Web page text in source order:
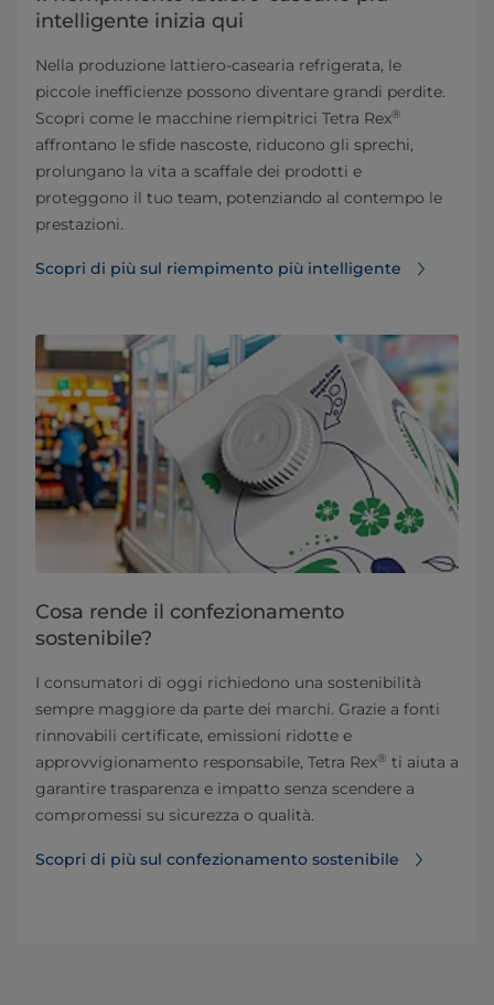
intelligente inizia qui
Nella produzione lattiero-casearia refrigerata, le
piccole inefficienze possono diventare grandi perdite.
Scopri come le macchine riempitrici Tetra Rex®
affrontano le sfide nascoste, riducono gli sprechi,
prolungano la vita a scaffale dei prodotti e
proteggono il tuo team, potenziando al contempo le
prestazioni.
Scopri di più sul riempimento più intelligente
Cosa rende il confezionamento
sostenibile?
I consumatori di oggi richiedono una sostenibilità
sempre maggiore da parte dei marchi. Grazie a fonti
rinnovabili certificate, emissioni ridotte e
approvvigionamento responsabile, Tetra Rex® ti aiuta a
garantire trasparenza e impatto senza scendere a
compromessi su sicurezza o qualità.
Scopri di più sul confezionamento sostenibile